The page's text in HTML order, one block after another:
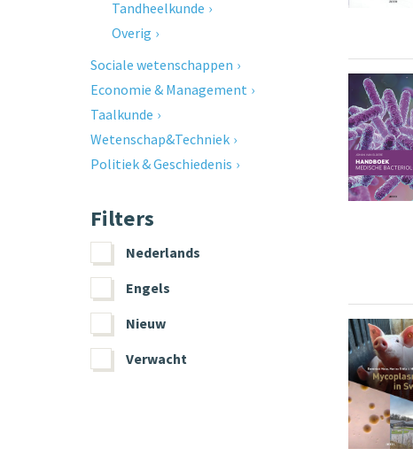
Tandheelkunde
Overig
Sociale wetenschappen
Economie & Management
Taalkunde
Wetenschap&Techniek
Politiek & Geschiedenis
Filters
Nederlands
Engels
Nieuw
Verwacht